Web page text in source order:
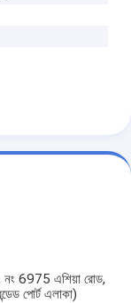
নং 6975 এশিয়া রোড,
পোর্ট এলাকা)